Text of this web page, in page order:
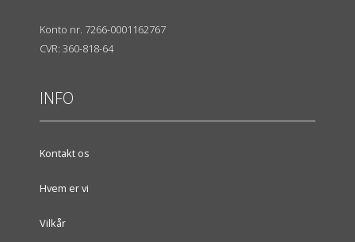
Konto nr. 7266-0001162767
CVR: 360-818-64
INFO
Kontakt os
Hvem er vi
Vilkår